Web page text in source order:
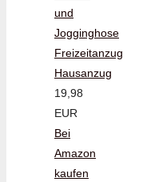
und
Jogginghose
Freizeitanzug
Hausanzug
19,98
EUR
Bei
Amazon
kaufen